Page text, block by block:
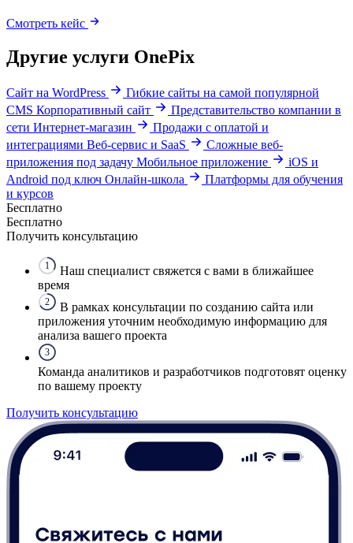
Смотреть кейс
Другие услуги OnePix
Сайт на WordPress
Гибкие сайты на самой популярной
CMS Корпоративный сайт
Представительство компании в
сети Интернет-магазин
Продажи с оплатой и
интеграциями Веб-сервис и SaaS
Сложные веб-
приложения под задачу Мобильное приложение
iOS и
Android под ключ Онлайн-школа
Платформы для обучения
и курсов
Бесплатно
Бесплатно
Получить консультацию
1
Наш специалист свяжется с вами в ближайшее
время
2
В рамках консультации по созданию сайта или
приложения уточним необходимую информацию для
анализа вашего проекта
3
Команда аналитиков и разработчиков подготовят оценку
по вашему проекту
Получить консультацию